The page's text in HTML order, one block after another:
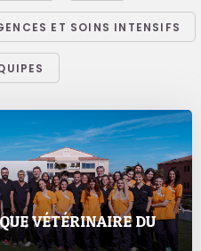
ET SOINS INTENSIFS
VÉTÉRINAIRE DU